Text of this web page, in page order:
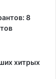
8
хитрых